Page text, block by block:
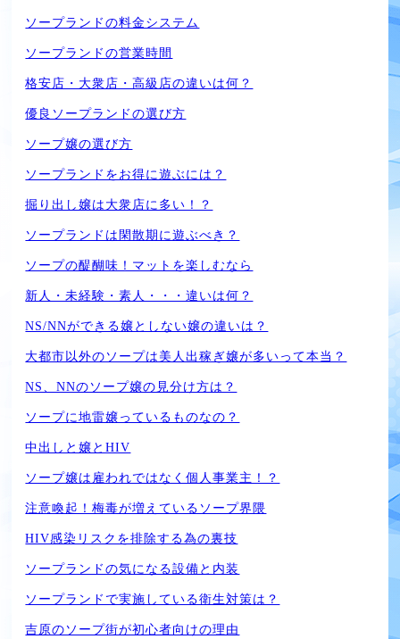
ソープランドの料金システム
ソープランドの営業時間
格安店・大衆店・高級店の違いは何？
優良ソープランドの選び方
ソープ嬢の選び方
ソープランドをお得に遊ぶには？
掘り出し嬢は大衆店に多い！？
ソープランドは閑散期に遊ぶべき？
ソープの醍醐味！マットを楽しむなら
新人・未経験・素人・・・違いは何？
NS/NNができる嬢としない嬢の違いは？
大都市以外のソープは美人出稼ぎ嬢が多いって本当？
NS、NNのソープ嬢の見分け方は？
ソープに地雷嬢っているものなの？
中出しと嬢とHIV
ソープ嬢は雇われではなく個人事業主！？
注意喚起！梅毒が増えているソープ界隈
HIV感染リスクを排除する為の裏技
ソープランドの気になる設備と内装
ソープランドで実施している衛生対策は？
吉原のソープ街が初心者向けの理由